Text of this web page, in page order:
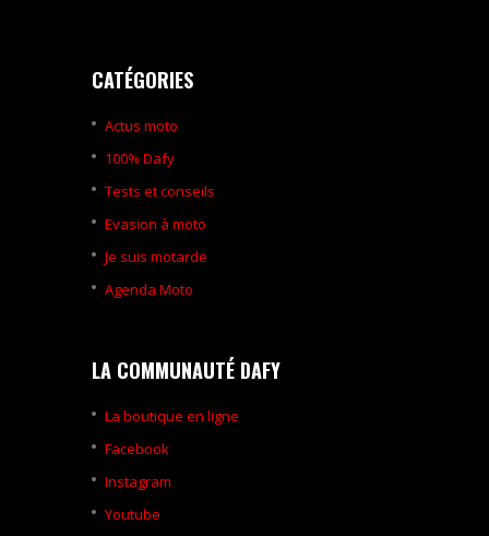
CATÉGORIES
Actus moto
100% Dafy
Tests et conseils
Evasion à moto
Je suis motarde
Agenda Moto
LA COMMUNAUTÉ DAFY
La boutique en ligne
Facebook
Instagram
Youtube